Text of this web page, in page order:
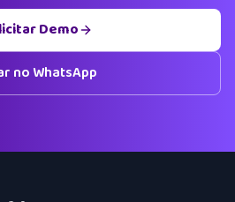
Demo
no WhatsApp